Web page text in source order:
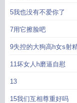
5我也没有不爱你了
7用它擦脸吧
9失控的大狗高h女s射
11坏女人h磨逼自慰
13
15我们互相尊重好吗